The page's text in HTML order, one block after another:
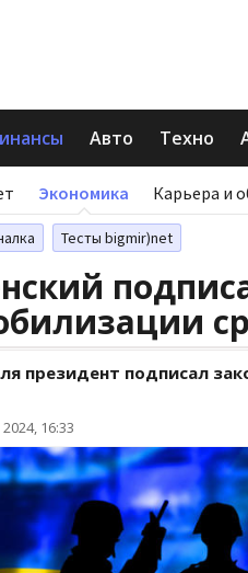
Авто Техно
Экономика Карьера и
Тесты bigmir)net
президент подписал
16:33